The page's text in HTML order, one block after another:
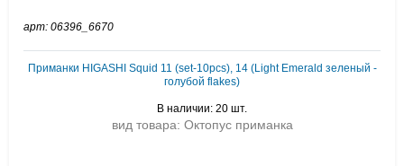
арт: 06396_6670
Приманки HIGASHI Squid 11 (set-10pcs), 14 (Light Emerald зеленый -
голубой flakes)
В наличии: 20 шт.
вид товара: Октопус приманка